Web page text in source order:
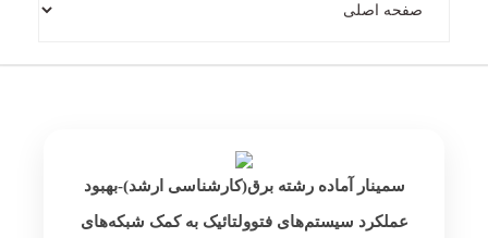
سمینار آماده رشته برق(کارشناسی ارشد)-بهبود
عملکرد سیستم‌های فتوولتائیک به کمک شبکه‌های